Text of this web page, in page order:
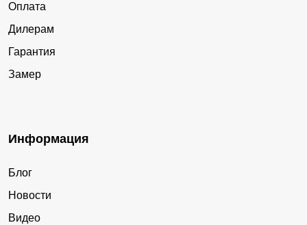
Оплата
Дилерам
Гарантия
Замер
Информация
Блог
Новости
Видео